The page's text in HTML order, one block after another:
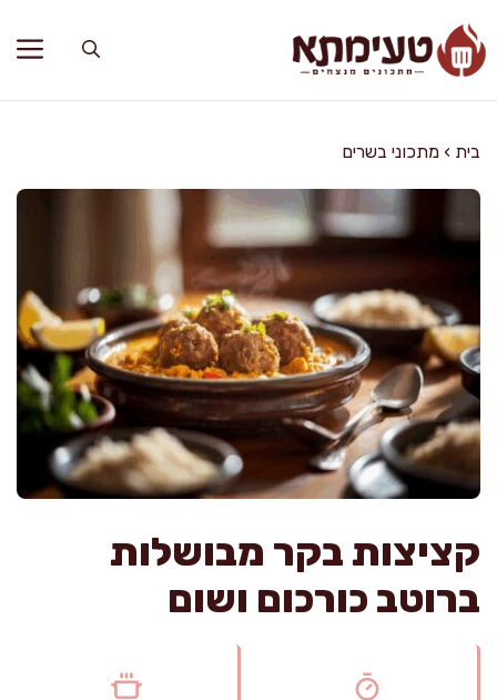
לתוכן
בית › מתכוני בשרים
קציצות בקר מבושלות
ברוטב כורכום ושום